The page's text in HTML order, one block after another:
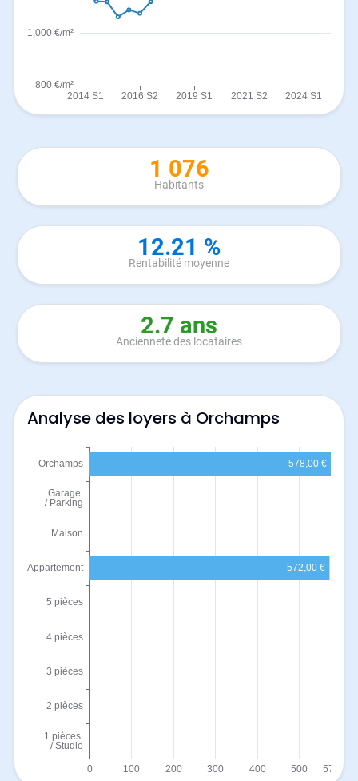
1 076
Habitants
12.21 %
Rentabilité moyenne
2.7 ans
Ancienneté des locataires
Analyse des loyers à Orchamps